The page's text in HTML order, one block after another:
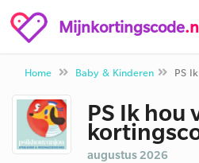
Mijnkortingscode
Home Baby & Kinderen PS
PS Ik hou
augustus 2026